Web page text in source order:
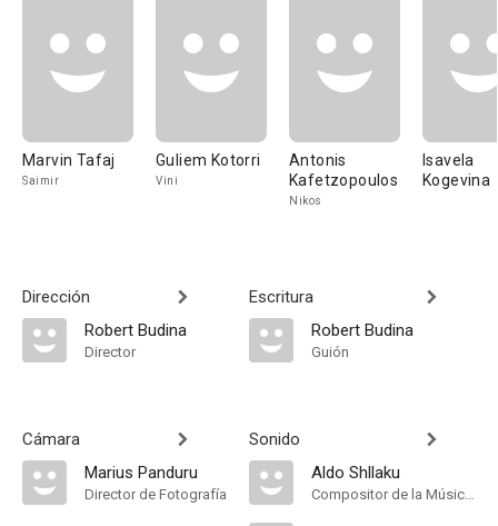
Marvin Tafaj
Saimir
Guliem Kotorri
Vini
Antonis
Kafetzopoulos
Nikos
Isavela
Kogevina
Dirección
Robert Budina
Director
Cámara
Marius Panduru
Director de Fotografía
Escritura
Robert Budina
Guión
Sonido
Aldo Shllaku
Compositor de la Música Original, Música